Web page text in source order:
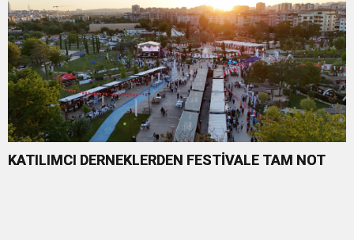
KATILIMCI DERNEKLERDEN FESTİVALE TAM NOT